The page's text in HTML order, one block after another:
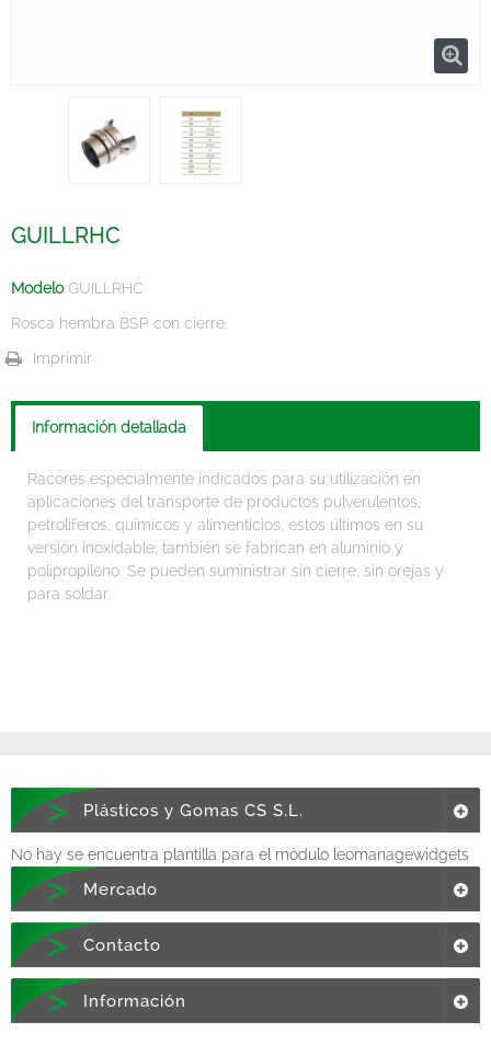
GUILLRHC
Modelo GUILLRHC
Rosca hembra BSP con cierre.
Imprimir
Información detallada
Racores especialmente indicados para su utilización en
aplicaciones del transporte de productos pulverulentos,
petrolíferos, químicos y alimenticios, estos últimos en su
versión inoxidable; también se fabrican en aluminio y
polipropileno. Se pueden suministrar sin cierre, sin orejas y
para soldar.
Plásticos y Gomas CS S.L.
No hay se encuentra plantilla para el módulo leomanagewidgets
Mercado
Contacto
Información